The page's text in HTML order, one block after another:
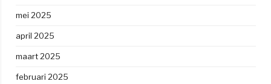
mei 2025
april 2025
maart 2025
februari 2025